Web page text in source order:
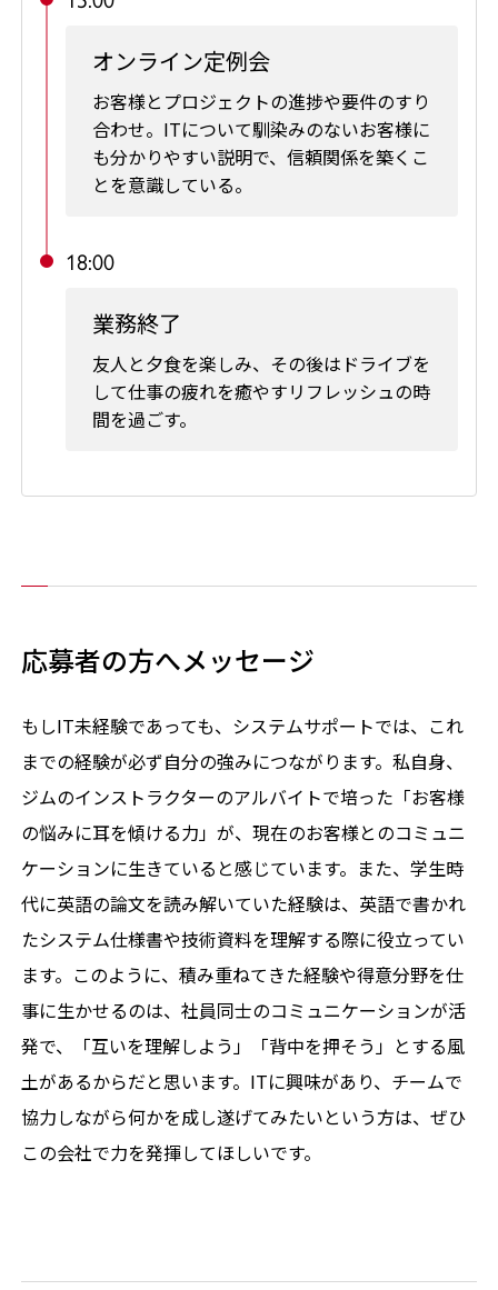
オンライン定例会
お客様とプロジェクトの進捗や要件のすり
合わせ。ITについて馴染みのないお客様に
も分かりやすい説明で、信頼関係を築くこ
とを意識している。
18:00
業務終了
友人と夕食を楽しみ、その後はドライブを
して仕事の疲れを癒やすリフレッシュの時
間を過ごす。
応募者の方へメッセージ
もしIT未経験であっても、システムサポートでは、これ
までの経験が必ず自分の強みにつながります。私自身、
ジムのインストラクターのアルバイトで培った「お客様
の悩みに耳を傾ける力」が、現在のお客様とのコミュニ
ケーションに生きていると感じています。また、学生時
代に英語の論文を読み解いていた経験は、英語で書かれ
たシステム仕様書や技術資料を理解する際に役立ってい
ます。このように、積み重ねてきた経験や得意分野を仕
事に生かせるのは、社員同士のコミュニケーションが活
発で、「互いを理解しよう」「背中を押そう」とする風
土があるからだと思います。ITに興味があり、チームで
協力しながら何かを成し遂げてみたいという方は、ぜひ
この会社で力を発揮してほしいです。